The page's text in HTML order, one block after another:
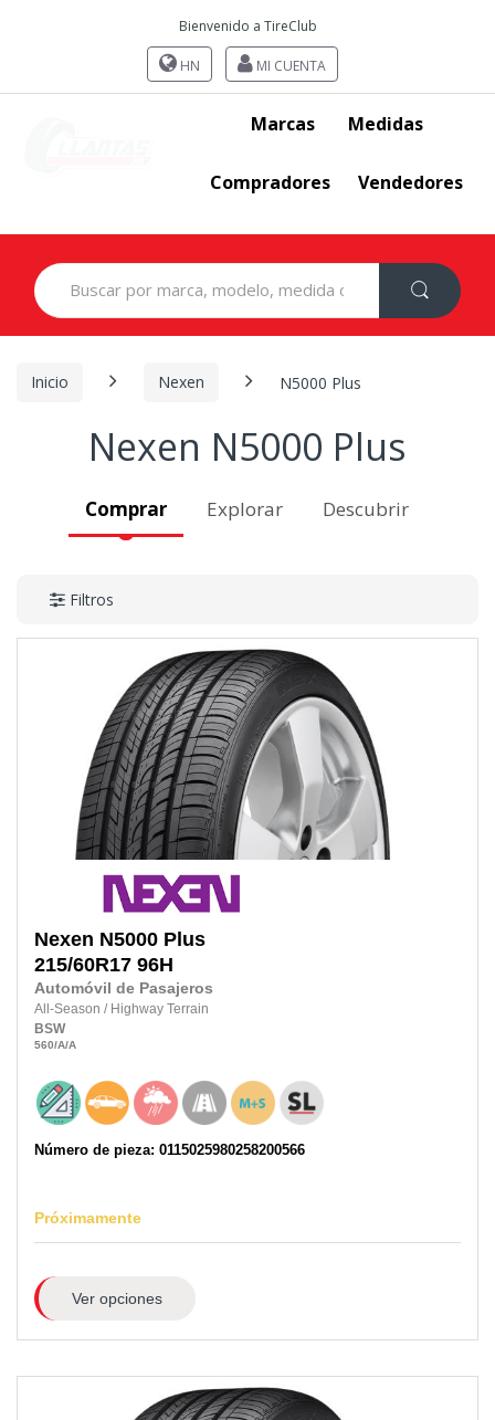
Bienvenido a TireClub
HN MI CUENTA
Marcas Medidas
Compradores Vendedores
Search
for:
Inicio Nexen N5000 Plus
Nexen N5000 Plus
Comprar Explorar Descubrir
Filtros
Nexen N5000 Plus
215/60R17 96H
Automóvil de Pasajeros
All-Season / Highway Terrain
BSW
560/A/A
Número de pieza: 0115025980258200566
Próximamente
Ver opciones